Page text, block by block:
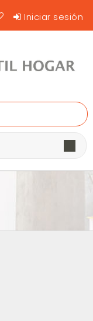
Iniciar sesión